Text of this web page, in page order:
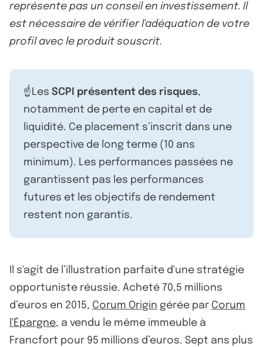
représente pas un conseil en investissement. Il
est nécessaire de vérifier l'adéquation de votre
profil avec le produit souscrit.
☝️Les SCPI présentent des risques,
notamment de perte en capital et de
liquidité. Ce placement s’inscrit dans une
perspective de long terme (10 ans
minimum). Les performances passées ne
garantissent pas les performances
futures et les objectifs de rendement
restent non garantis.
Il s'agit de l’illustration parfaite d'une stratégie
opportuniste réussie. Acheté 70,5 millions
d’euros en 2015, Corum Origin gérée par Corum
l'Épargne, a vendu le même immeuble à
Francfort pour 95 millions d’euros. Sept ans plus